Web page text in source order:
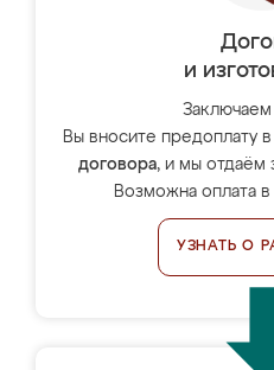
и
Вы вносите предоплату
договора, и мы отдаём
Возможна оплата
УЗНАТЬ О